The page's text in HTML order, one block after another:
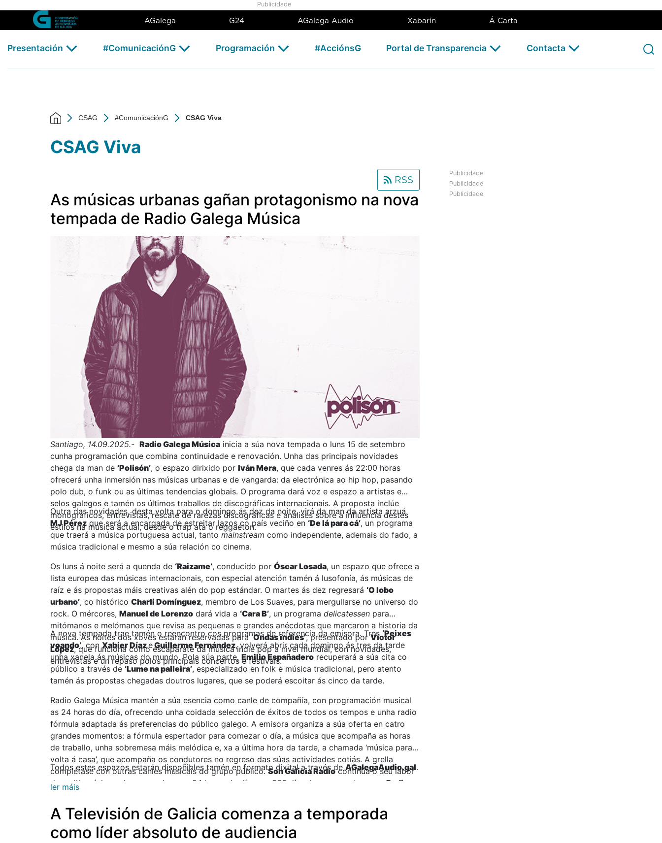
Skip to Main Content
CSAG Viva - CSAG Publicidade
AGalega G24 AGalega Audio Xabarín Á Carta
Presentación #ComunicaciónG Programación #AcciónsG Portal de Transparencia Contacta
CSAG #ComunicaciónG CSAG Viva
CSAG Viva
RSS
As músicas urbanas gañan protagonismo na nova
tempada de Radio Galega Música
Santiago, 14.09.2025.- Radio Galega Música inicia a súa nova tempada o luns 15 de setembro
cunha programación que combina continuidade e renovación. Unha das principais novidades
chega da man de ‘Polisón’, o espazo dirixido por Iván Mera, que cada venres ás 22:00 horas
ofrecerá unha inmersión nas músicas urbanas e de vangarda: da electrónica ao hip hop, pasando
polo dub, o funk ou as últimas tendencias globais. O programa dará voz e espazo a artistas e
selos galegos e tamén os últimos traballos de discográficas internacionais. A proposta inclúe
monográficos, entrevistas, rescate de rarezas discográficas e análises sobre a influencia destes
estilos na música actual, desde o trap ata o reggaeton.
Outra das novidades, desta volta para o domingo ás dez da noite, virá da man da artista arzuá
MJ Pérez que será a encargada de estreitar lazos co país veciño en ‘De lá para cá’, un programa
que traerá a música portuguesa actual, tanto mainstream como independente, ademais do fado, a
música tradicional e mesmo a súa relación co cinema.
Os luns á noite será a quenda de ‘Raizame’, conducido por Óscar Losada, un espazo que ofrece a
lista europea das músicas internacionais, con especial atención tamén á lusofonía, ás músicas de
raíz e ás propostas máis creativas alén do pop estándar. O martes ás dez regresará ‘O lobo
urbano’, co histórico Charli Domínguez, membro de Los Suaves, para mergullarse no universo do
rock. O mércores, Manuel de Lorenzo dará vida a ‘Cara B’, un programa delicatessen para
mitómanos e melómanos que revisa as pequenas e grandes anécdotas que marcaron a historia da
música. As noites dos xoves estarán reservadas para‘Ondas indies’, presentado porVíctor
López, que funciona como escaparate da música indie pop a nivel mundial, con novidades,
entrevistas e un repaso polos principais concertos e festivais.
A nova tempada trae tamén o reencontro cos programas de referencia da emisora. Tres‘Peixes
voando’, conXabier DíazeGuillerme Fernández, volverá abrir cada domingo ás tres da tarde
unha xanela ás músicas do mundo. Pola súa parte, Emilio Españadero recuperará a súa cita co
público a través de ‘Lume na palleira’, especializado en folk e música tradicional, pero atento
tamén ás propostas chegadas doutros lugares, que se poderá escoitar ás cinco da tarde.
Radio Galega Música mantén a súa esencia como canle de compañía, con programación musical
as 24 horas do día, ofrecendo unha coidada selección de éxitos de todos os tempos e unha radio
fórmula adaptada ás preferencias do público galego. A emisora organiza a súa oferta en catro
grandes momentos: a fórmula espertador para comezar o día, a música que acompaña as horas
de traballo, unha sobremesa máis melódica e, xa a última hora da tarde, a chamada ‘música para a
volta á casa’, que acompaña os condutores no regreso das súas actividades cotiás. A grella
complétase con outras canles musicais do grupo público.Son Galicia Radiocontinúa o seu labor
de emitir música galega en galego as 24 horas do día e os 365 días do ano, mentres que Radio
Todos estes espazos estarán dispoñibles tamén en formato dixital a través deAGalegaAudio.gal.
ler máis
A Televisión de Galicia comenza a temporada
como líder absoluto de audiencia
Publicidade
Publicidade
Publicidade